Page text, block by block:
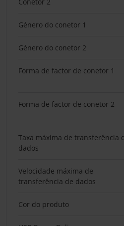
Género do conetor 1
Género do conetor 2
Forma de factor de conetor 1
Forma de factor de conetor 2
Taxa máxima de transferência
dados
Velocidade máxima de
transferência de dados
Cor do produto